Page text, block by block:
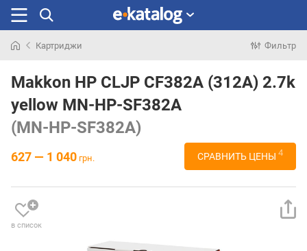
раньше
Картриджи Фильтр
Makkon HP CLJP CF382A (312A) 2.7k
yellow MN-HP-SF382A
(MN-HP-SF382A)
627 — 1 040 грн. СРАВНИТЬ ЦЕНЫ 4
в список